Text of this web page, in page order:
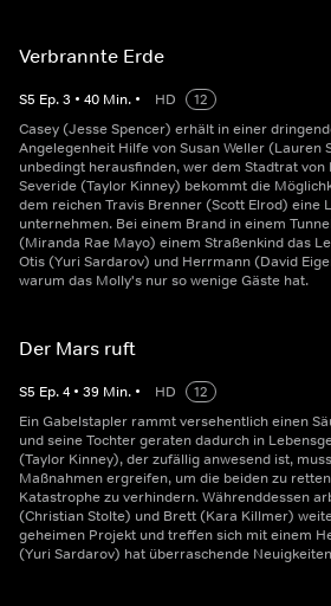
Verbrannte Erde
S5 Ep.3 • 40 Min. • HD
12
Casey (Jesse Spencer) erhält in einer
Angelegenheit Hilfe von Susan Weller (Lauren
unbedingt herausfinden, wer dem Stadtrat von
Severide (Taylor Kinney) bekommt die
dem reichen Travis Brenner (Scott Elrod) eine
unternehmen. Bei einem Brand in einem
(Miranda Rae Mayo) einem Straßenkind das
Otis (Yuri Sardarov) und Herrmann (David
warum das Molly's nur so wenige Gäste hat.
Der Mars ruft
S5 Ep.4 • 39 Min. • HD
12
Ein Gabelstapler rammt versehentlich einen
und seine Tochter geraten dadurch in
(Taylor Kinney), der zufällig anwesend ist,
Maßnahmen ergreifen, um die beiden zu
Katastrophe zu verhindern. Währenddessen
(Christian Stolte) und Brett (Kara Killmer)
geheimen Projekt und treffen sich mit einem
(Yuri Sardarov) hat überraschende